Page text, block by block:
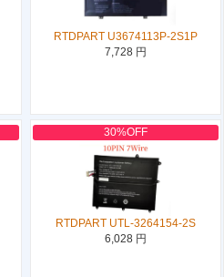
RTDPART U3674113P-2S1P
7,728 円
30%OFF
RTDPART UTL-3264154-2S
6,028 円